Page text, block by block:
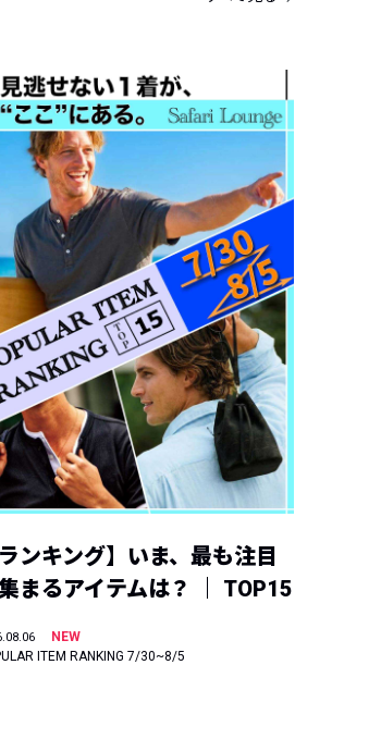
ランキング】いま、最も注目
まるアイテムは？ ｜ TOP15
NEW
ITEM RANKING 7/30~8/5